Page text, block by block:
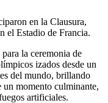
en la Clausura,
el Estadio de Francia.
la ceremonia de
izados desde un
del mundo, brillando
un momento culminante,
artificiales.